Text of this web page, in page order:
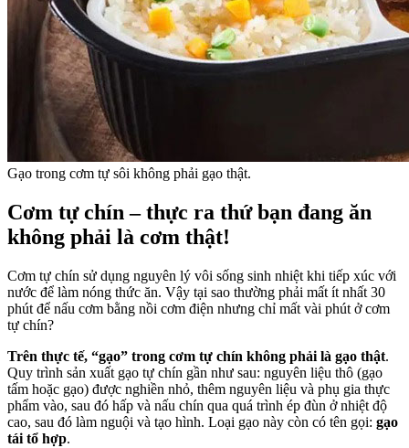
Gạo trong cơm tự sôi không phải gạo thật.
Cơm tự chín – thực ra thứ bạn đang ăn
không phải là cơm thật!
Cơm tự chín sử dụng nguyên lý vôi sống sinh nhiệt khi tiếp xúc với
nước để làm nóng thức ăn. Vậy tại sao thường phải mất ít nhất 30
phút để nấu cơm bằng nồi cơm điện nhưng chỉ mất vài phút ở cơm
tự chín?
Trên thực tế, “gạo” trong cơm tự chín không phải là gạo thật.
Quy trình sản xuất gạo tự chín gần như sau: nguyên liệu thô (gạo
tấm hoặc gạo) được nghiền nhỏ, thêm nguyên liệu và phụ gia thực
phẩm vào, sau đó hấp và nấu chín qua quá trình ép đùn ở nhiệt độ
cao, sau đó làm nguội và tạo hình. Loại gạo này còn có tên gọi: gạo
tái tổ hợp.